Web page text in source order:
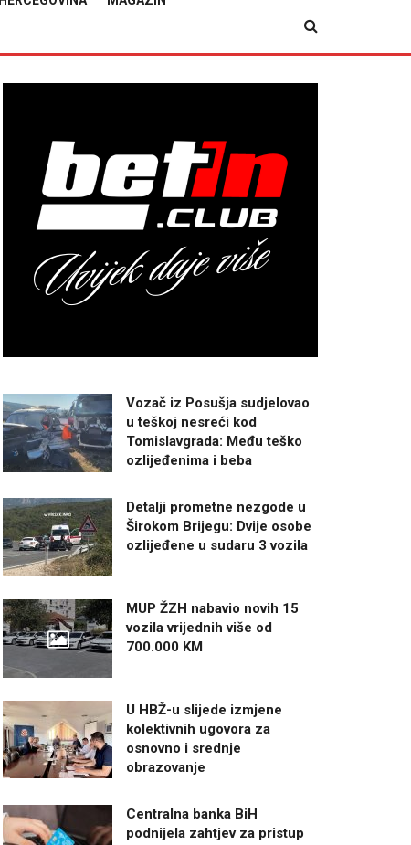
Vozač iz Posušja sudjelovao
u teškoj nesreći kod
Tomislavgrada: Među teško
ozlijeđenima i beba
Detalji prometne nezgode u
Širokom Brijegu: Dvije osobe
ozlijeđene u sudaru 3 vozila
MUP ŽZH nabavio novih 15
vozila vrijednih više od
700.000 KM
U HBŽ-u slijede izmjene
kolektivnih ugovora za
osnovno i srednje
obrazovanje
Centralna banka BiH
podnijela zahtjev za pristup